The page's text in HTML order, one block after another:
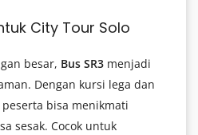
City Tour Solo
besar, Bus SR3 menjadi
Dengan kursi lega dan
bisa menikmati
sesak. Cocok untuk